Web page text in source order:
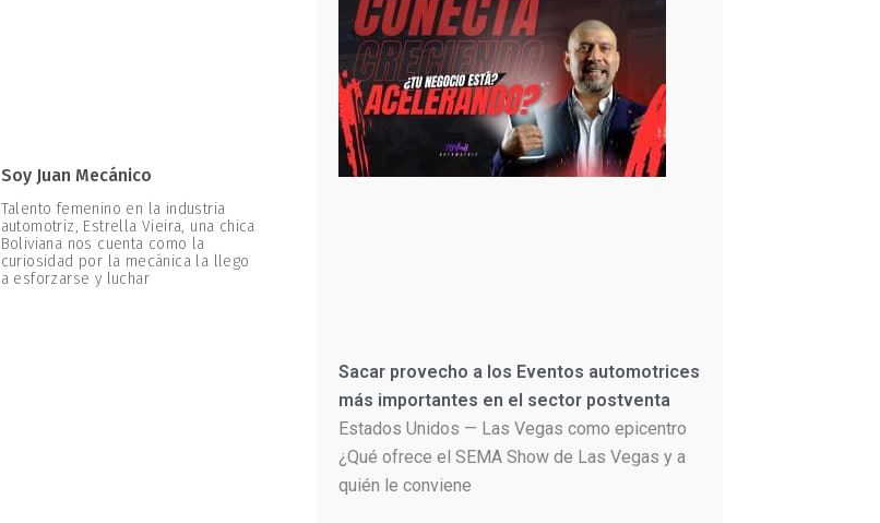
Soy Juan Mecánico
Talento femenino en la industria
automotriz, Estrella Vieira, una chica
Boliviana nos cuenta como la
curiosidad por la mecánica la llego
a esforzarse y luchar
Sacar provecho a los Eventos automotrices
más importantes en el sector postventa
Estados Unidos — Las Vegas como epicentro
¿Qué ofrece el SEMA Show de Las Vegas y a
quién le conviene